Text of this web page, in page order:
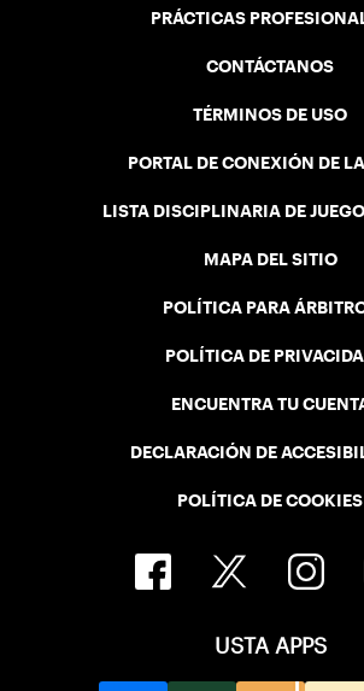
PRÁCTICAS
CONTÁCTANOS
TÉRMINOS DE USO
PORTAL DE CONEXIÓN DE
LISTA DISCIPLINARIA DE
MAPA DEL SITIO
POLÍTICA PARA
POLÍTICA DE
ENCUENTRA TU
DECLARACIÓN DE
POLÍTICA DE COOKIES
USTA APPS